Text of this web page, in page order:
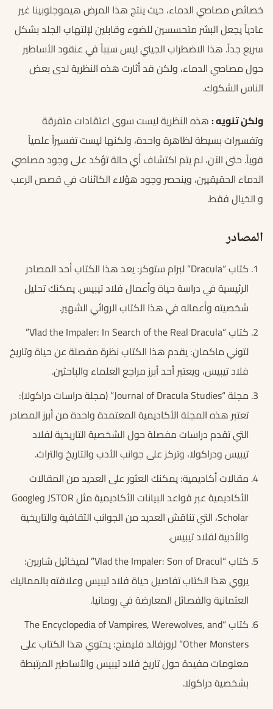
خصائص مصاصي الدماء، حيث ينتج هذا المرض هيموجلوبينا غير
عادياً يجعل البشر متحسسين للضوء وقابلين لإلتهاب الجلد بشكل
سريع جداً. هذا الاضطراب الجيني ليس سبباً في عنقود الأساطير
حول مصاصي الدماء، ولكن قد أثارت هذه النظرية لدى بعض
الناس الشكوك.
ولكن تنويه :هذه النظرية ليست سوى اعتقادات متفرقة
وتفسيرات بسيطة لظاهرة واحدة، ولكنها ليست تفسيراً علمياً
قوياً. حتى الآن، لم يتم اكتشاف أي حالة تؤكد على وجود مصاصي
الدماء الحقيقيين، وينحصر وجود هؤلاء الكائنات في قصص الرعب
و الخيال فقط.
المصادر
كتاب “Dracula” لبرام ستوكر: يعد هذا الكتاب أحد المصادر
الرئيسية في دراسة حياة وأعمال فلاد تيبيس. يمكنك تحليل
شخصيته وأعماله في هذا الكتاب الروائي الشهير.
كتاب “Vlad the Impaler: In Search of the Real Dracula”
لتوني ماكمان: يقدم هذا الكتاب نظرة مفصلة عن حياة وتاريخ
فلاد تيبيس، ويعتبر أحد أبرز مراجع العلماء والباحثين.
مجلة “Journal of Dracula Studies” (مجلة دراسات دراكولا):
تعتبر هذه المجلة الأكاديمية المعتمدة واحدة من أبرز المصادر
التي تقدم دراسات مفصلة حول الشخصية التاريخية لفلاد
تيبيس ودراكولا، وتركز على جوانب الأدب والتاريخ والتراث.
مقالات أكاديمية: يمكنك العثور على العديد من المقالات
الأكاديمية عبر قواعد البيانات الأكاديمية مثل JSTOR وGoogle
Scholar، التي تناقش العديد من الجوانب الثقافية والتاريخية
والأدبية لفلاد تيبيس.
كتاب “Vlad the Impaler: Son of Dracul” لميخائيل شاربين:
يروي هذا الكتاب تفاصيل حياة فلاد تيبيس وعلاقته بالمماليك
العثمانية والفصائل المعارضة في رومانيا.
كتاب “The Encyclopedia of Vampires, Werewolves, and
Other Monsters” لروزفالد فليمنج: يحتوي هذا الكتاب على
معلومات مفيدة حول تاريخ فلاد تيبيس والأساطير المرتبطة
بشخصية دراكولا.